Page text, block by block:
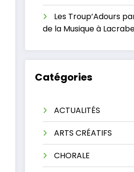
Les Troup’Adours
de la Musique à
Catégories
ACTUALITÉS
ARTS CRÉATIFS
CHORALE